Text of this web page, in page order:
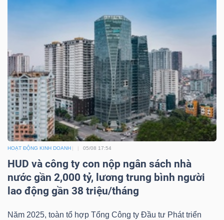
HOẠT ĐỘNG KINH DOANH 05/08 17:54
HUD và công ty con nộp ngân sách nhà
nước gần 2,000 tỷ, lương trung bình người
lao động gần 38 triệu/tháng
Năm 2025, toàn tổ hợp Tổng Công ty Đầu tư Phát triển